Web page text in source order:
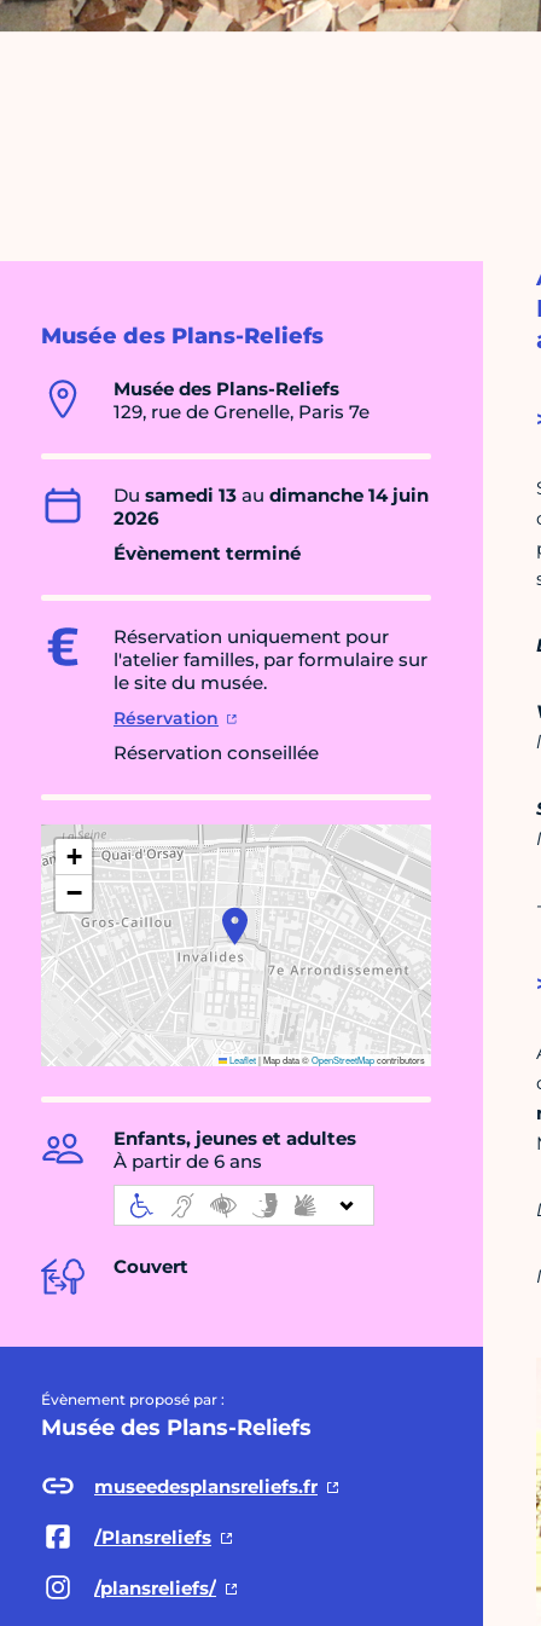
Musée des Plans-Reliefs
Musée des Plans-Reliefs
129, rue de Grenelle, Paris 7e
Du samedi 13 au dimanche 14 juin
2026
Évènement terminé
Réservation uniquement pour
l'atelier familles, par formulaire sur
le site du musée.
Réservation
Réservation conseillée
+
−
Leaflet|Map data ©OpenStreetMapcontributors
Enfants, jeunes et adultes
À partir de 6 ans
Couvert
Évènement proposé par :
Musée des Plans-Reliefs
museedesplansreliefs.fr
/Plansreliefs
/plansreliefs/